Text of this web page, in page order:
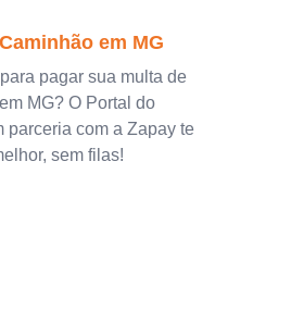
em MG
pagar sua multa de
MG? O Portal do
parceria com a Zapay te
sem filas!